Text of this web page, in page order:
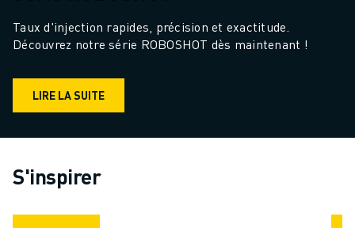
Taux d'injection rapides, précision et exactitude.
Découvrez notre série ROBOSHOT dès maintenant !
LIRE LA SUITE
S'inspirer